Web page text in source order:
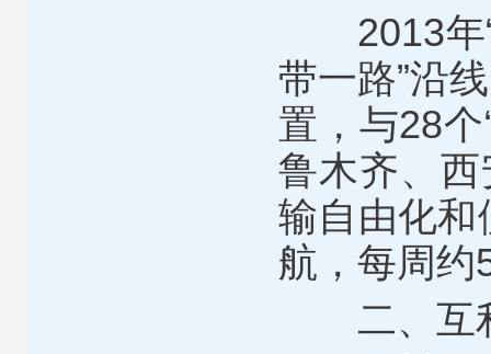
2013年“
带一路”沿
置，与28
鲁木齐、西
输自由化和
航，每周约
二、互利